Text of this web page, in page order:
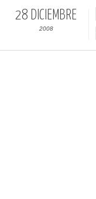
28 DICIEMBRE
2008